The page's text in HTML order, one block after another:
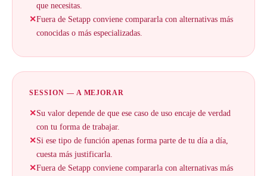
que necesitas.
✕Fuera de Setapp conviene compararla con alternativas más
conocidas o más especializadas.
SESSION — A MEJORAR
✕Su valor depende de que ese caso de uso encaje de verdad
con tu forma de trabajar.
✕Si ese tipo de función apenas forma parte de tu día a día,
cuesta más justificarla.
✕Fuera de Setapp conviene compararla con alternativas más